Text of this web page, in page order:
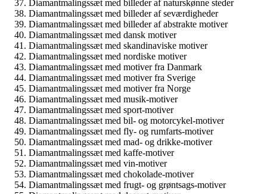
Diamantmalingssæt med billeder af naturskønne steder
Diamantmalingssæt med billeder af seværdigheder
Diamantmalingssæt med billeder af abstrakte motiver
Diamantmalingssæt med dansk motiver
Diamantmalingssæt med skandinaviske motiver
Diamantmalingssæt med nordiske motiver
Diamantmalingssæt med motiver fra Danmark
Diamantmalingssæt med motiver fra Sverige
Diamantmalingssæt med motiver fra Norge
Diamantmalingssæt med musik-motiver
Diamantmalingssæt med sport-motiver
Diamantmalingssæt med bil- og motorcykel-motiver
Diamantmalingssæt med fly- og rumfarts-motiver
Diamantmalingssæt med mad- og drikke-motiver
Diamantmalingssæt med kaffe-motiver
Diamantmalingssæt med vin-motiver
Diamantmalingssæt med chokolade-motiver
Diamantmalingssæt med frugt- og grøntsags-motiver